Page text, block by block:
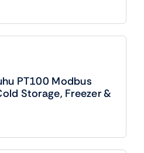
PT100 Modbus
Storage, Freezer &